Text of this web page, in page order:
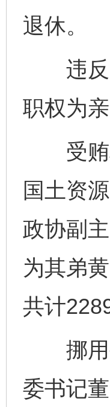
退休。
违反
职权为
受贿
国土资
政协副
为其弟
共计
挪用
委书记